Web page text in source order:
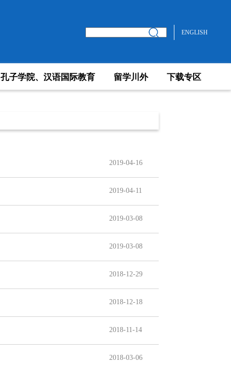
ENGLISH
孔子学院、汉语国际教育 留学川外 下载专区
2019-04-16
2019-04-11
2019-03-08
2019-03-08
2018-12-29
2018-12-18
2018-11-14
2018-03-06